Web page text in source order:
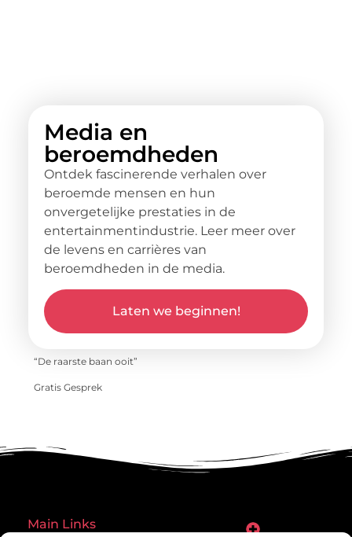
Media en
beroemdheden
Ontdek fascinerende verhalen over
beroemde mensen en hun
onvergetelijke prestaties in de
entertainmentindustrie. Leer meer over
de levens en carrières van
beroemdheden in de media.
Laten we beginnen!
“De raarste baan ooit”
Gratis Gesprek
Main Links